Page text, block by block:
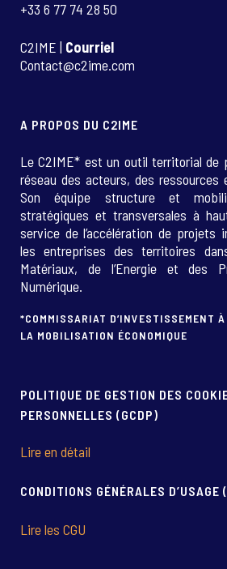
+33 6 77 74 28 50
C2IME | Courriel
Contact@c2ime.com
A PROPOS DU C2IME
Le C2IME* est un outil territorial de
réseau des acteurs, des ressources
Son équipe structure et
stratégiques et transversales à
service de l’accélération de projets
les entreprises des territoires
Matériaux, de l’Energie et des
Numérique.
*COMMISSARIAT D’INVESTISSEMENT
LA MOBILISATION ÉCONOMIQUE
POLITIQUE DE GESTION DES
PERSONNELLES (GCDP)
Lire en détail
CONDITIONS GÉNÉRALES D’USAGE
Lire les CGU